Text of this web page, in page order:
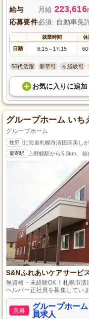
給与 月給 223,616
応募要件必須: 自動車免
就業時間 休
日勤 8:15～ 17:15
50代活躍 新卒可 未経験可
お気に入り に追加
グループホーム いち
グループホーム
住所 北海道札幌市清田区美し
最寄駅 上野幌駅から5.3km、
S&Nふれあいケアサービ
無資格・未経験OK！札幌市清
ヘルパー正社員を募集してい
タッフの丁寧な指導があり安
時金制度有・通勤手当有と働
らしい生活」を支えるケアを
急募
グループホー
員求人